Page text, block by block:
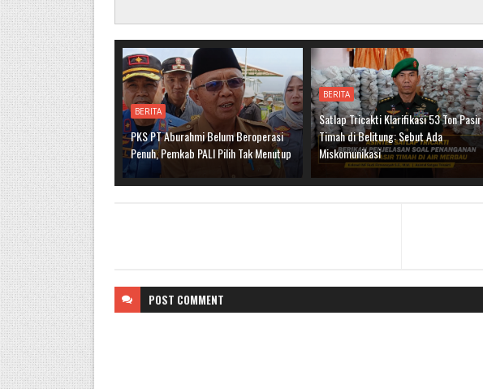
BERITA
PKS PT Aburahmi Belum Beroperasi
Penuh, Pemkab PALI Pilih Tak Menutup
BERITA
Satlap Tricakti Klarifikasi 53 Ton Pasir
Timah di Belitung: Sebut Ada
Miskomunikasi
POST COMMENT